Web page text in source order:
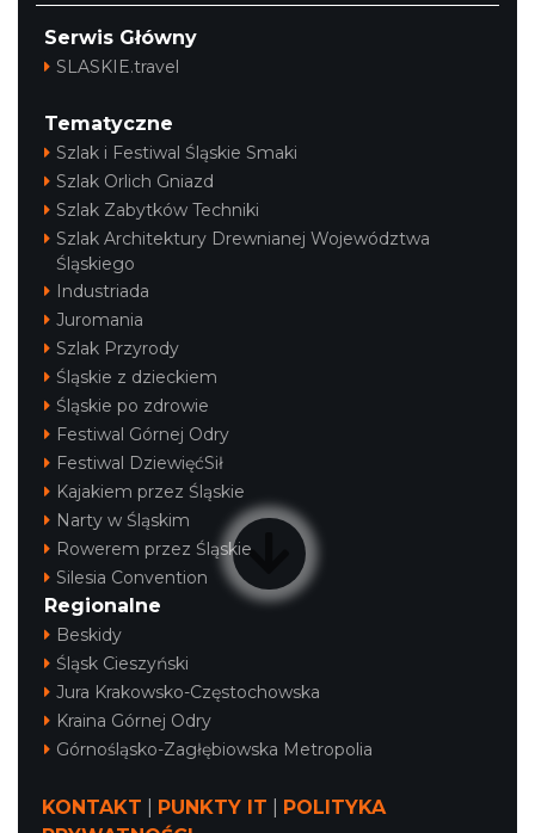
Serwis Główny
SLASKIE.travel
Tematyczne
Szlak i Festiwal Śląskie Smaki
Szlak Orlich Gniazd
Szlak Zabytków Techniki
Szlak Architektury Drewnianej Województwa
Śląskiego
Industriada
Juromania
Szlak Przyrody
Śląskie z dzieckiem
Śląskie po zdrowie
Festiwal Górnej Odry
Festiwal DziewięćSił
Kajakiem przez Śląskie
Narty w Śląskim
Rowerem przez Śląskie
Silesia Convention
Regionalne
Beskidy
Śląsk Cieszyński
Jura Krakowsko-Częstochowska
Kraina Górnej Odry
Górnośląsko-Zagłębiowska Metropolia
KONTAKT PUNKTY IT
POLITYKA